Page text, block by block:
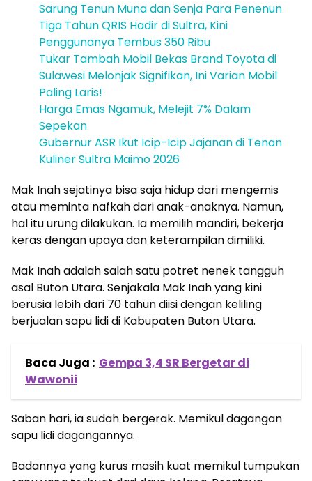
Sarung Tenun Muna dan Senja Para Penenun
Tiga Tahun QRIS Hadir di Sultra, Kini
Penggunanya Tembus 350 Ribu
Tukar Tambah Mobil Bekas Brand Toyota di
Sulawesi Melonjak Signifikan, Ini Varian Mobil
Paling Laris!
Harga Emas Ngamuk, Melejit 7% Dalam
Sepekan
Gubernur ASR Ikut Icip-Icip Jajanan di Tenan
Kuliner Sultra Maimo 2026
Mak Inah sejatinya bisa saja hidup dari mengemis
atau meminta nafkah dari anak-anaknya. Namun,
hal itu urung dilakukan. Ia memilih mandiri, bekerja
keras dengan upaya dan keterampilan dimiliki.
Mak Inah adalah salah satu potret nenek tangguh
asal Buton Utara. Senjakala Mak Inah yang kini
berusia lebih dari 70 tahun diisi dengan keliling
berjualan sapu lidi di Kabupaten Buton Utara.
Baca Juga : Gempa 3,4 SR Bergetar di
Wawonii
Saban hari, ia sudah bergerak. Memikul dagangan
sapu lidi dagangannya.
Badannya yang kurus masih kuat memikul tumpukan